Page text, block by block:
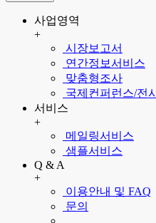
사업영역
+
시장보고서
연간정보서비스
맞춤형조사
국제컨퍼런스/전
서비스
+
메일링서비스
샘플서비스
Q & A
+
이용안내 및 FAQ
문의